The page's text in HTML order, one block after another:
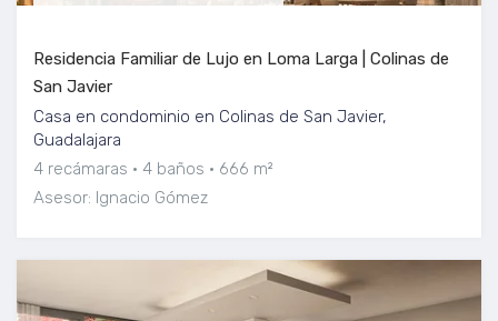
Residencia Familiar de Lujo en Loma Larga | Colinas de
San Javier
Casa en condominio en Colinas de San Javier,
Guadalajara
4 recámaras
4 baños
666 m²
Asesor: Ignacio Gómez